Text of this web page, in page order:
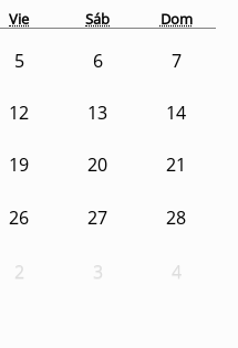
Vie Sáb Dom
5 6 7
12 13 14
19 20 21
26 27 28
2 3 4